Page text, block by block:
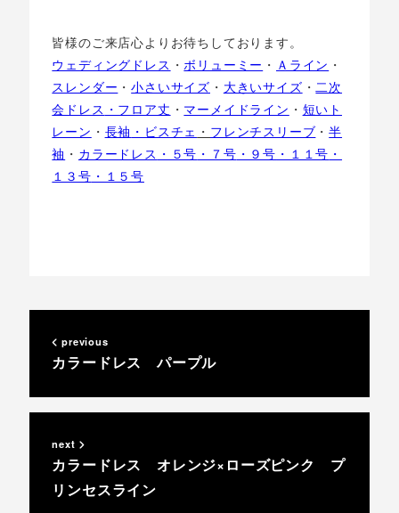
皆様のご来店心よりお待ちしております。
ウェディングドレス ・ボリューミー ・ Ａライン ・
スレンダー ・小さいサイズ ・ 大きいサイズ ・二次
会ドレス ・フロア丈 ・ マーメイドライン ・ 短いト
レーン ・ 長袖 ・ビスチェ ・ フレンチスリーブ ・半
袖 ・ カラードレス ・５号 ・７号 ・９号 ・１１号 ・
１３号 ・１５号
previous
カラードレス パープル
next
カラードレス オレンジ×ローズピンク プ
リンセスライン